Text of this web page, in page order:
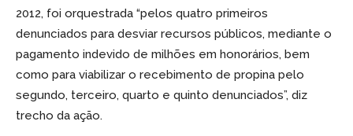
2012, foi orquestrada “pelos quatro primeiros
denunciados para desviar recursos públicos, mediante o
pagamento indevido de milhões em honorários, bem
como para viabilizar o recebimento de propina pelo
segundo, terceiro, quarto e quinto denunciados”, diz
trecho da ação.